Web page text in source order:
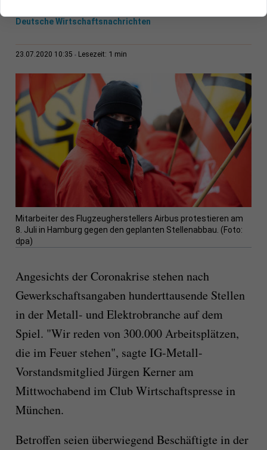
Deutsche Wirtschaftsnachrichten
23.07.2020 10:35 Lesezeit: 1 min
Mitarbeiter des Flugzeugherstellers Airbus protestieren am
8. Juli in Hamburg gegen den geplanten Stellenabbau. (Foto:
dpa)
Angesichts der Coronakrise stehen nach
Gewerkschaftsangaben hunderttausende Stellen
in der Metall- und Elektrobranche auf dem
Spiel. "Wir reden von 300.000 Arbeitsplätzen,
die im Feuer stehen", sagte IG-Metall-
Vorstandsmitglied Jürgen Kerner am
Mittwochabend im Club Wirtschaftspresse in
München.
Betroffen seien überwiegend Beschäftigte in der